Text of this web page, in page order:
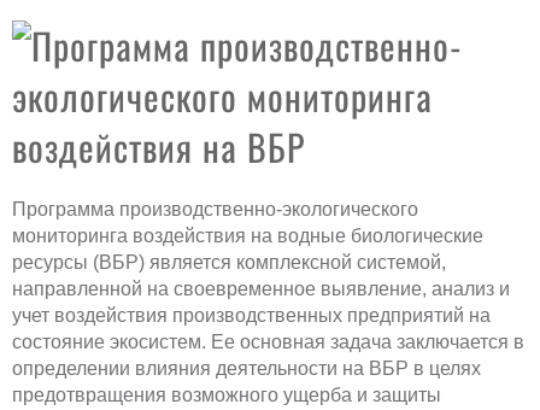
Программа производственно-экологического
мониторинга воздействия на водные биологические
ресурсы (ВБР) является комплексной системой,
направленной на своевременное выявление, анализ и
учет воздействия производственных предприятий на
состояние экосистем. Ее основная задача заключается в
определении влияния деятельности на ВБР в целях
предотвращения возможного ущерба и защиты